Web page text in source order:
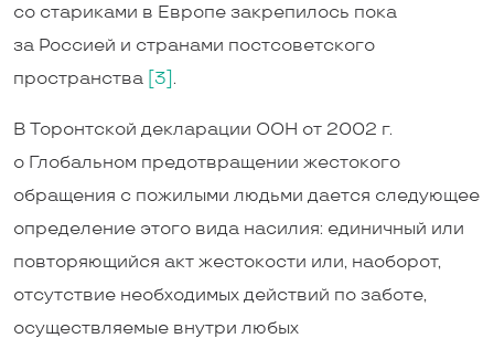
со стариками в Европе закрепилось пока
за Россией и странами постсоветского
пространства [3] .
В Торонтской декларации ООН от 2002 г.
о Глобальном предотвращении жестокого
обращения с пожилыми людьми дается следующее
определение этого вида насилия: единичный или
повторяющийся акт жестокости или, наоборот,
отсутствие необходимых действий по заботе,
осуществляемые внутри любых